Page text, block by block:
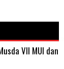
VII MUI dan